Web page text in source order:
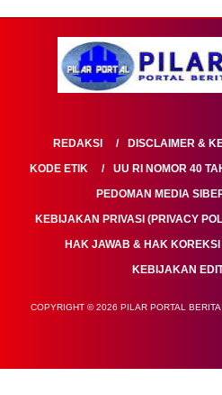
REDAKSI
DISCLAIMER &
KODE ETIK
UU RI NOMOR 40
PEDOMAN MEDIA
KEBIJAKAN PRIVASI (PRIVACY
HAK JAWAB & HAK KOREKSI
KEBIJAKAN
COPYRIGHT © 2026 PILAR PORTAL